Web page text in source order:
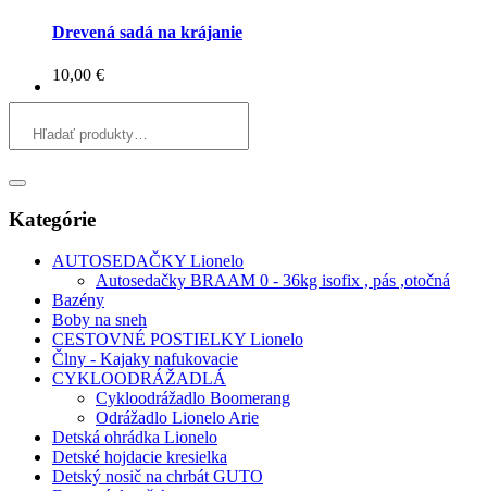
Drevená sadá na krájanie
10,00 €
Kategórie
AUTOSEDAČKY Lionelo
Autosedačky BRAAM 0 - 36kg isofix , pás ,otočná
Bazény
Boby na sneh
CESTOVNÉ POSTIELKY Lionelo
Člny - Kajaky nafukovacie
CYKLOODRÁŽADLÁ
Cykloodrážadlo Boomerang
Odrážadlo Lionelo Arie
Detská ohrádka Lionelo
Detské hojdacie kresielka
Detský nosič na chrbát GUTO